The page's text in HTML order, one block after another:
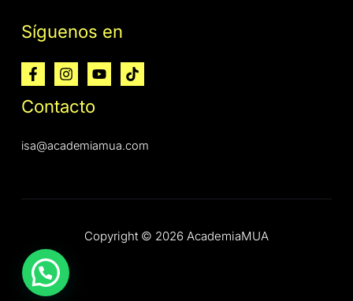
Síguenos en
Contacto
isa@academiamua.com
Copyright © 2026 AcademiaMUA